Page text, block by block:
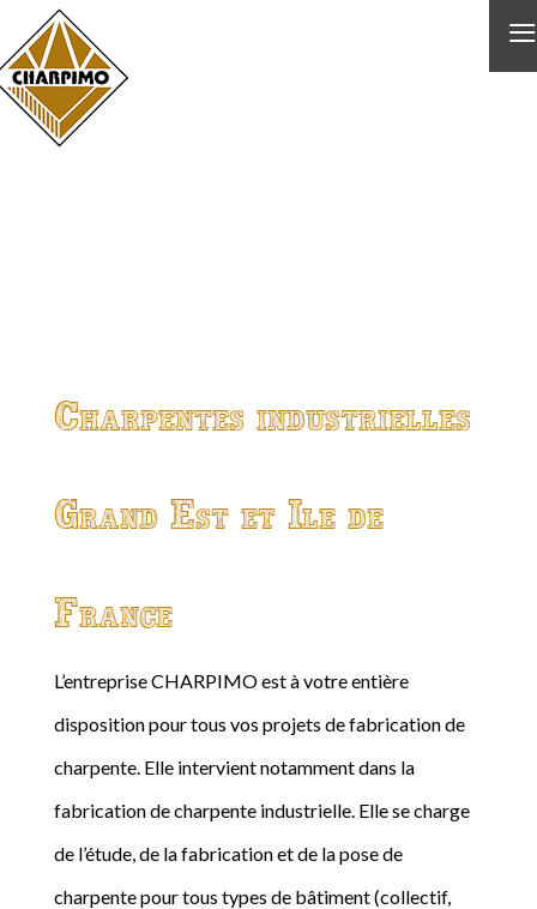
≡
Charpentes industrielles
Grand Est et Ile de
France
L’entreprise CHARPIMO est à votre entière
disposition pour tous vos projets de fabrication de
charpente. Elle intervient notamment dans la
fabrication de charpente industrielle. Elle se charge
de l’étude, de la fabrication et de la pose de
charpente pour tous types de bâtiment (collectif,